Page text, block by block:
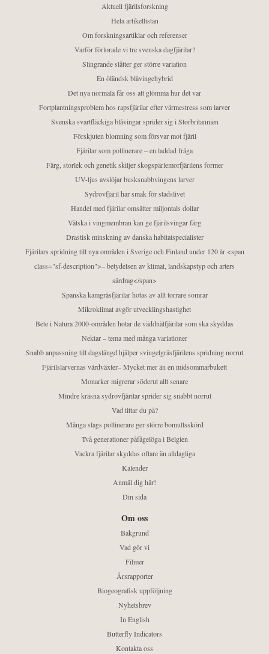
Aktuell fjärilsforskning
Hela artikellistan
Om forskningsartiklar och referenser
Varför förlorade vi tre svenska dagfjärilar?
Slingrande slåtter ger större variation
En öländsk blåvingehybrid
Det nya normala får oss att glömma hur det var
Fortplantningsproblem hos rapsfjärilar efter värmestress som larver
Svenska svartfläckiga blåvingar sprider sig i Storbritannien
Förskjuten blomning som försvar mot fjäril
Fjärilar som pollinerare – en laddad fråga
Färg, storlek och genetik skiljer skogspärlemorfjärilens former
UV-ljus avslöjar busksnabbvingens larver
Sydrovfjäril har smak för stadslivet
Handel med fjärilar omsätter miljontals dollar
Vätska i vingmembran kan ge fjärilsvingar färg
Drastisk minskning av danska habitatspecialister
Fjärilars spridning till nya områden i Sverige och Finland under 120 år <span
class="sf-description">– betydelsen av klimat, landskapstyp och arters
särdrag</span>
Spanska kamgräsfjärilar hotas av allt torrare somrar
Mikroklimat avgör utvecklingshastighet
Bete i Natura 2000-områden hotar de väddnätfjärilar som ska skyddas
Nektar – tema med många variationer
Snabb anpassning till dagslängd hjälper svingelgräsfjärilens spridning norrut
Fjärilslarvernas värdväxter– Mycket mer än en midsommarbukett
Monarker migrerar söderut allt senare
Mindre kräsna sydrovfjärilar sprider sig snabbt norrut
Vad tittar du på?
Många slags pollinerare ger större bomullsskörd
Två generationer påfågelöga i Belgien
Vackra fjärilar skyddas oftare än alldagliga
Kalender
Anmäl dig här!
Din sida
Om oss
Bakgrund
Vad gör vi
Filmer
Årsrapporter
Biogeografisk uppföljning
Nyhetsbrev
In English
Butterfly Indicators
Kontakta oss